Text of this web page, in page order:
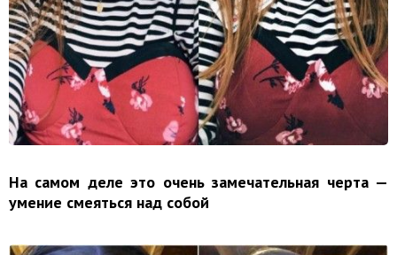
На самом деле это очень замечательная черта —
умение смеяться над собой